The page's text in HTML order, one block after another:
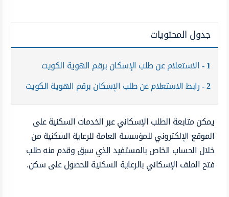
جدول المحتويات
1 الاستعلام عن طلب الإسكان برقم الهوية الكويت
2 رابط الاستعلام عن طلب الإسكان برقم الهوية الكويت
يمكن متابعة الطلب الإسكاني عبر الخدمات السكنية على
الموقع الإلكتروني للمؤسسة العامة للرعاية السكنية من
خلال الحساب الخاص بالمستفيد الذي سبق وقدم منه طلب
فتح الملف الإسكاني بالرعاية السكنية للحصول على سكن.